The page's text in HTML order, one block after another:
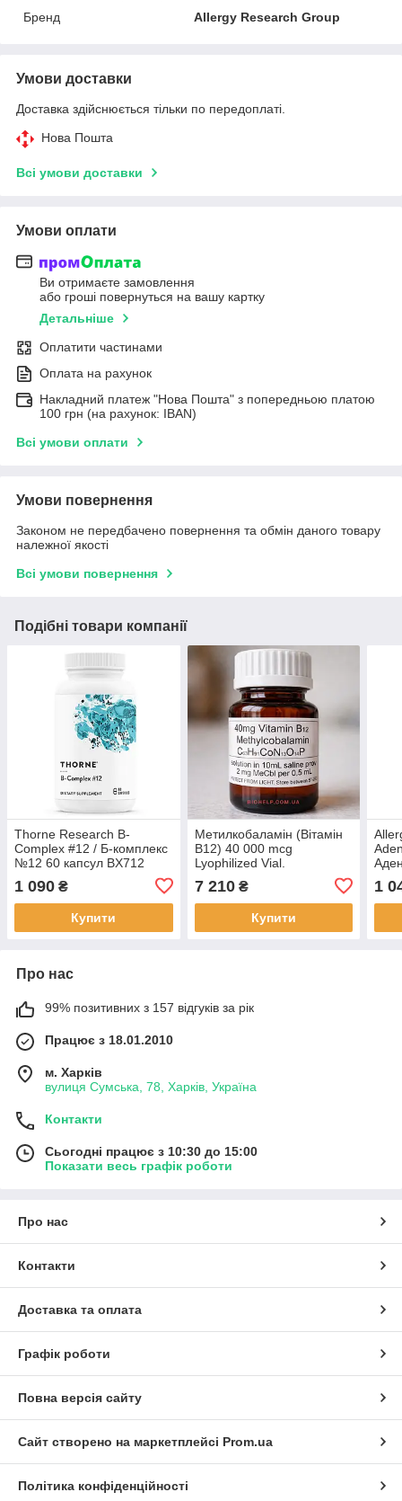
Бренд
Allergy Research Group
Умови доставки
Доставка здійснюється тільки по передоплаті.
Нова Пошта
Всі умови доставки
Умови оплати
Ви отримаєте замовлення
або гроші повернуться на вашу картку
Детальніше
Оплатити частинами
Оплата на рахунок
Накладний платеж "Нова Пошта" з попередньою платою
100 грн (на рахунок: IBAN)
Всі умови оплати
Умови повернення
Законом не передбачено повернення та обмін даного товару
належної якості
Всі умови повернення
Подібні товари компанії
Thorne Research B-
Complex #12 / Б-комплекс
№12 60 капсул BX712
1 090 ₴
Купити
Метилкобаламін (Вітамін
B12) 40 000 mcg
Lyophilized Vial.
Methylcobalamin (Vitamin
B12) ін’єкції 10 ml BX377
7 210₴
Купити
1
Про нас
99% позитивних з 157 відгуків за рік
Працює з 18.01.2010
м. Харків
вулиця Сумська, 78, Харків, Україна
Контакти
Сьогодні працює з 10:30 до 15:00
Показати весь графік роботи
Про нас
Контакти
Доставка та оплата
Графік роботи
Повна версія сайту
Сайт створено на маркетплейсі Prom.ua
Політика конфіденційності